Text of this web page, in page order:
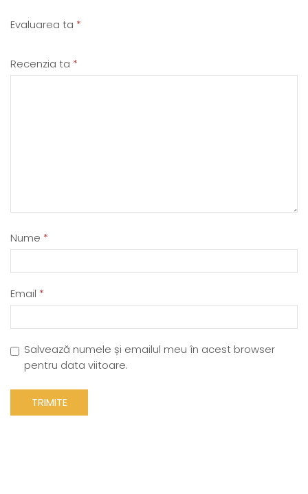
Evaluarea ta *
Recenzia ta *
Nume *
Email *
Salvează numele și emailul meu în acest browser
pentru data viitoare.